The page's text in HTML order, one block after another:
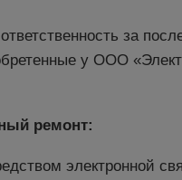
за
у ООО
ремонт:
электронной